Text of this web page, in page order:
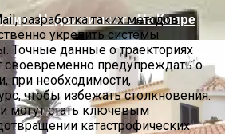
Недвижимость На Кипре
разработка таких методов
укрепить системы
Точные данные о траекториях
своевременно предупреждать о
при необходимости,
чтобы избежать столкновения.
могут стать ключевым
катастрофических